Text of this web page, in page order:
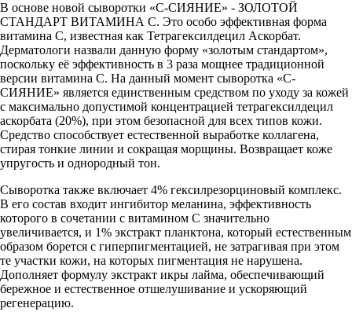
В основе новой сыворотки «С-СИЯНИЕ» - ЗОЛОТОЙ
СТАНДАРТ ВИТАМИНА С. Это особо эффективная форма
витамина C, известная как Тетрагексилдецил Аскорбат.
Дерматологи назвали данную форму «золотым стандартом»,
поскольку её эффективность в 3 раза мощнее традиционной
версии витамина С. На данный момент сыворотка «С-
СИЯНИЕ» является единственным средством по уходу за кожей
с максимально допустимой концентрацией тетрагексилдецил
аскорбата (20%), при этом безопасной для всех типов кожи.
Средство способствует естественной выработке коллагена,
стирая тонкие линии и сокращая морщины. Возвращает коже
упругость и однородный тон.
Сыворотка также включает 4% гексилрезорциновый комплекс.
В его состав входит ингибитор меланина, эффективность
которого в сочетании с витамином С значительно
увеличивается, и 1% экстракт планктона, который естественным
образом борется с гиперпигментацией, не затрагивая при этом
те участки кожи, на которых пигментация не нарушена.
Дополняет формулу экстракт икры лайма, обеспечивающий
бережное и естественное отшелушивание и ускоряющий
регенерацию.